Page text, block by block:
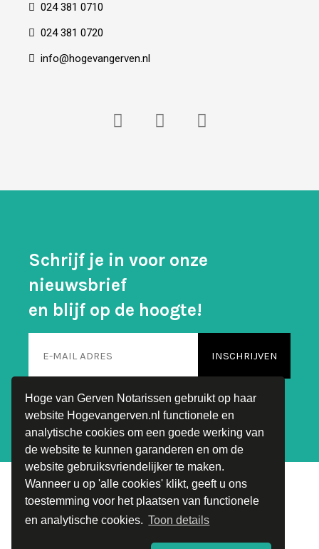
Hoge van Gerven Notarissen gebruikt op haar
website Hogevangerven.nl functionele en
analytische cookies om een goede werking van
de website te kunnen garanderen en om de
website gebruiksvriendelijker te maken.
Wanneer u op 'alle cookies' klikt, geeft u ons
toestemming voor het plaatsen van functionele
en analytische cookies. Toon details
024 381 0710
024 381 0720
info@hogevangerven.nl
Schrijf je in voor onze
nieuwsbrief
en blijf op de hoogte!
Hoge van Gerven Notarissen Copyright © 2026